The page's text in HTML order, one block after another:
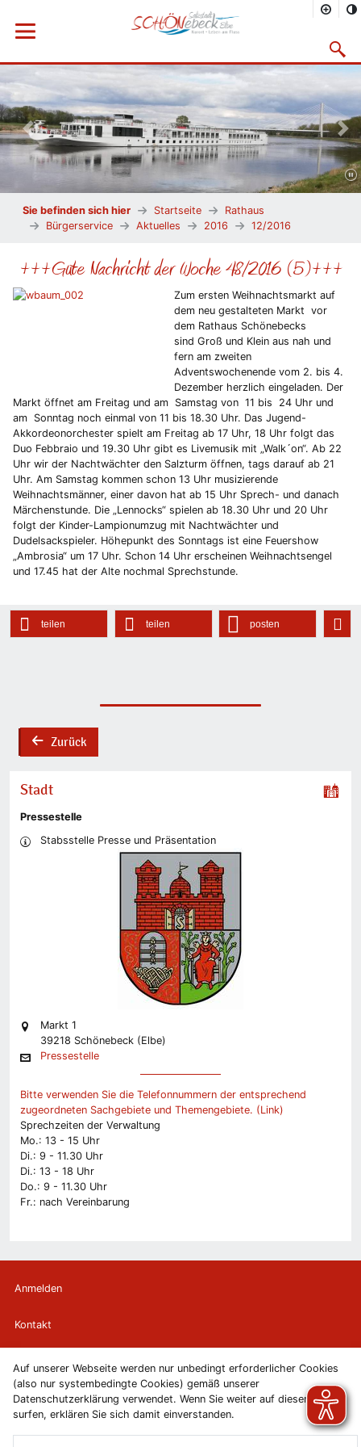
Auf unserer Webseite werden nur unbedingt erforderlicher Cookies
(also nur systembedingte Cookies) gemäß unserer
Datenschutzerklärung verwendet. Wenn Sie weiter auf diesen Seiten
surfen, erklären Sie sich damit einverstanden.
Menü öffnen
Vorheriges Bild
Sie befinden sich hier Startseite
Rathaus
Bürgerservice
Aktuelles 2016 12/2016
+++Gute Nachricht der Woche 48/2016 (5)+++
Zum ersten Weihnachtsmarkt auf
dem neu gestalteten Markt vor
dem Rathaus Schönebecks
sind Groß und Klein aus nah und
fern am zweiten
Adventswochenende vom 2. bis 4.
Dezember herzlich eingeladen. Der
Markt öffnet am Freitag und am Samstag von 11 bis 24 Uhr und
am Sonntag noch einmal von 11 bis 18.30 Uhr. Das Jugend-
Akkordeonorchester spielt am Freitag ab 17 Uhr, 18 Uhr folgt das
Duo Febbraio und 19.30 Uhr gibt es Livemusik mit „Walk´on“. Ab 22
Uhr wir der Nachtwächter den Salzturm öffnen, tags darauf ab 21
Uhr. Am Samstag kommen schon 13 Uhr musizierende
Weihnachtsmänner, einer davon hat ab 15 Uhr Sprech- und danach
Märchenstunde. Die „Lennocks“ spielen ab 18.30 Uhr und 20 Uhr
folgt der Kinder-Lampionumzug mit Nachtwächter und
Dudelsackspieler. Höhepunkt des Sonntags ist eine Feuershow
„Ambrosia“ um 17 Uhr. Schon 14 Uhr erscheinen Weihnachtsengel
und 17.45 hat der Alte nochmal Sprechstunde.
teilen teilen posten
backZurück
Stadt
Pressestelle
Stabsstelle Presse und Präsentation
Markt 1
39218 Schönebeck (Elbe)
Pressestelle
Bitte verwenden Sie die Telefonnummern der entsprechend
zugeordneten Sachgebiete und Themengebiete. (Link)
Sprechzeiten der Verwaltung
Mo.: 13 - 15 Uhr
Di.: 9 - 11.30 Uhr
Di.: 13 - 18 Uhr
Do.: 9 - 11.30 Uhr
Fr.: nach Vereinbarung
Anmelden
Kontakt
Newsletterabmeldung
Impressum